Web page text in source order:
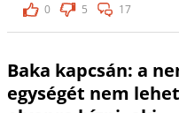
0
5 17
Baka kapcsán: a
egységét nem lehet